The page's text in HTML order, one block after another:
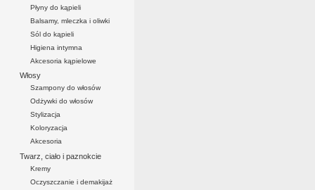
Płyny do kąpieli
Balsamy, mleczka i oliwki
Sól do kąpieli
Higiena intymna
Akcesoria kąpielowe
Włosy
Szampony do włosów
Odżywki do włosów
Stylizacja
Koloryzacja
Akcesoria
Twarz, ciało i paznokcie
Kremy
Oczyszczanie i demakijaż